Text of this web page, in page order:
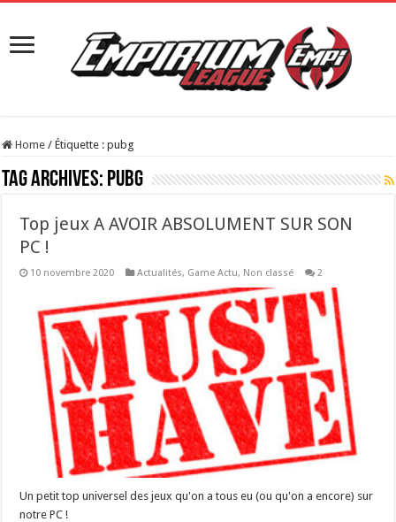
Home / Étiquette :pubg
Tag Archives: pubg
Top jeux A AVOIR ABSOLUMENT SUR SON
PC !
10 novembre 2020 Actualités, Game Actu, Non classé 2
Un petit top universel des jeux qu'on a tous eu (ou qu'on a encore) sur
notre PC !